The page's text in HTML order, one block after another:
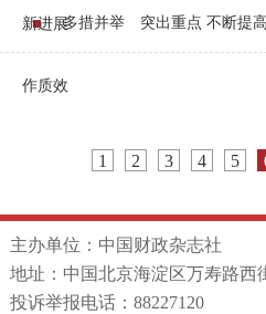
新进展多措并举 突出重点 不断提
作质效
1 2 3 4 5
主办单位：中国财政杂志社
地址：中国北京海淀区万寿路西
投诉举报电话：88227120